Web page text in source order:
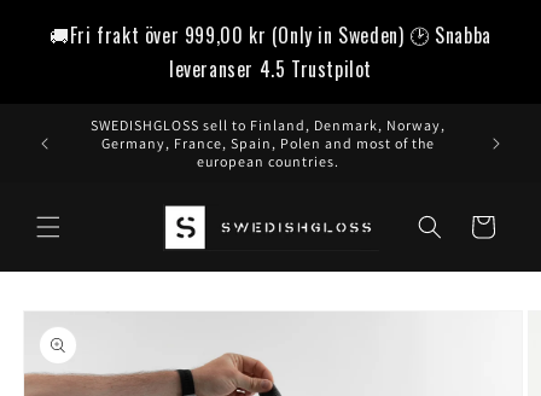
🚚Fri frakt över 999,00 kr (Only in Sweden) 🕑 Snabba
leveranser 4.5 Trustpilot
till
SWEDISHGLOSS sell to Finland, Denmark, Norway,
Germany, France, Spain, Polen and most of the
european countries.
Varukorg